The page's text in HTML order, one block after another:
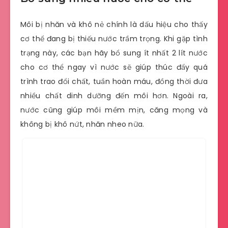
Môi bị nhăn và khô nẻ chính là dấu hiệu cho thấy
cơ thể đang bị thiếu nước trầm trọng. Khi gặp tình
trạng này, các bạn hãy bổ sung ít nhất 2 lít nước
cho cơ thể ngay vì nước sẽ giúp thúc đẩy quá
trình trao đổi chất, tuần hoàn máu, đồng thời đưa
nhiều chất dinh dưỡng đến môi hơn. Ngoài ra,
nước cũng giúp môi mềm mịn, căng mọng và
không bị khô nứt, nhăn nheo nữa.